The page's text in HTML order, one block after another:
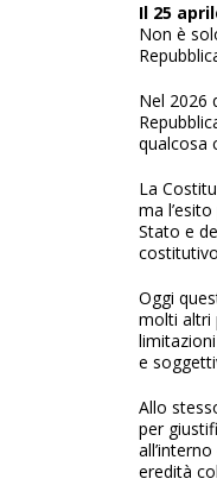
Il 25
Non è
Nel 2026
qualcosa
La
ma
Stato e
Oggi
molti altri
e
Allo
per
eredità